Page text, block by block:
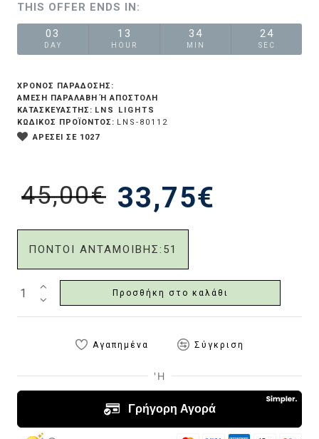
THIS OFFER ENDS IN:
03
DAY
13
HOUR
34
MIN
24
SEC
33,75€
45,00€
ΠΟΝΤΟΙ ΑΝΤΑΜΟΙΒΗΣ: 51
ΧΡΟΝΟΣ ΠΑΡΑΔΟΣΗΣ:
ΆΜΕΣΗ ΠΑΡΑΛΑΒΉ Ή ΑΠΟΣΤΟΛΉ
ΚΑΤΑΣΚΕΥΑΣΤΗΣ: LNS LIGHTS
ΚΩΔΙΚΟΣ ΠΡΟΪΟΝΤΟΣ: LNS-80112
ΑΡΕΣΕΙ ΣΕ 1027
Προσθήκη στο καλάθι
Αγαπημένα Σύγκριση